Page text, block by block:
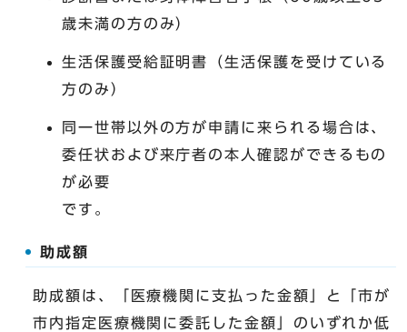
歳未満の方のみ）
生活保護受給証明書（生活保護を受けている
方のみ）
同一世帯以外の方が申請に来られる場合は、
委任状および来庁者の本人確認ができるもの
が必要
です。
助成額
助成額は、「医療機関に支払った金額」と「市が
市内指定医療機関に委託した金額」のいずれか低